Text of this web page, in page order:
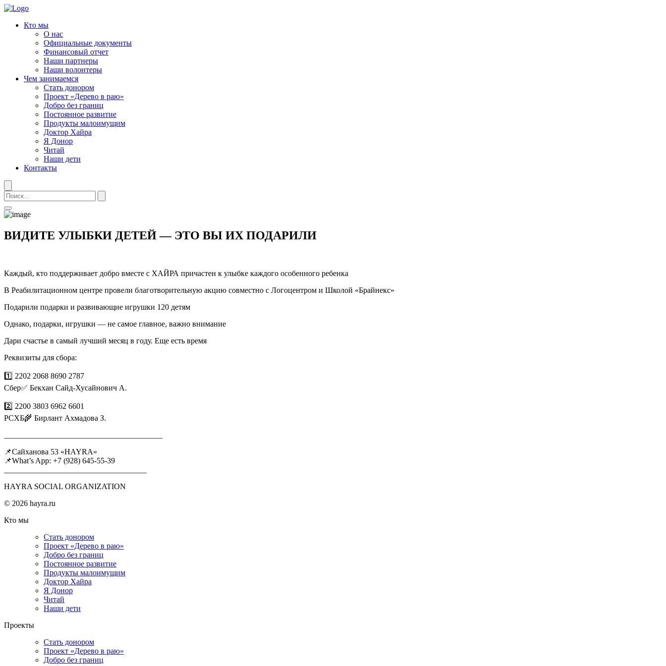
Кто мы
О нас
Официальные документы
Финансовый отчет
Наши партнеры
Наши волонтеры
Чем занимаемся
Стать донором
Проект «Дерево в раю»
Добро без границ
Постоянное развитие
Продукты малоимущим
Доктор Хайра
Я Донор
Читай
Наши дети
Контакты
ВИДИТЕ УЛЫБКИ ДЕТЕЙ — ЭТО ВЫ ИХ ПОДАРИЛИ
Каждый, кто поддерживает добро вместе с ХАЙРА причастен к улыбке каждого особенного ребенка
В Реабилитационном центре провели благотворительную акцию совместно с Логоцентром и Школой «Брайнекс»
Подарили подарки и развивающие игрушки 120 детям
Однако, подарки, игрушки — не самое главное, важно внимание
Дари счастье в самый лучший месяц в году. Еще есть время
Реквизиты для сбора:
1️⃣ 2202 2068 8690 2787
Сбер✅ Бекхан Сайд-Хусайнович А.
2️⃣ 2200 3803 6962 6601
РСХБ🌾 Бирлант Ахмадова З.
📌Сайханова 53 «HAYRA»
📌What’s App: +7 (928) 645-55-39
HAYRA SOCIAL ORGANIZATION
© 2026 hayra.ru
Кто мы
Стать донором
Проект «Дерево в раю»
Добро без границ
Постоянное развитие
Продукты малоимущим
Доктор Хайра
Я Донор
Читай
Наши дети
Проекты
Стать донором
Проект «Дерево в раю»
Добро без границ